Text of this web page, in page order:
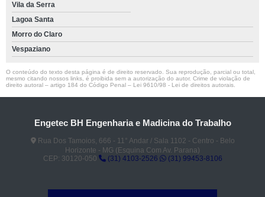
Vila da Serra
Lagoa Santa
Morro do Claro
Vespaziano
O conteúdo do texto desta página é de direito reservado. Sua reprodução, parcial ou total,
mesmo citando nossos links, é proibida sem a autorização do autor. Crime de violação de
direito autoral – artigo 184 do Código Penal – Lei 9610/98 - Lei de direitos autorais
Engetec BH Engenharia e Madicina do Trabalho
Rua Dos Tamoios, 666 - 11° Andar / Sala 1102 - Centro - Belo
Horizonte - MG (Esquina Com Av. Parana)
CEP: 30120-050
(31) 4103-2526 (31) 99453-8106